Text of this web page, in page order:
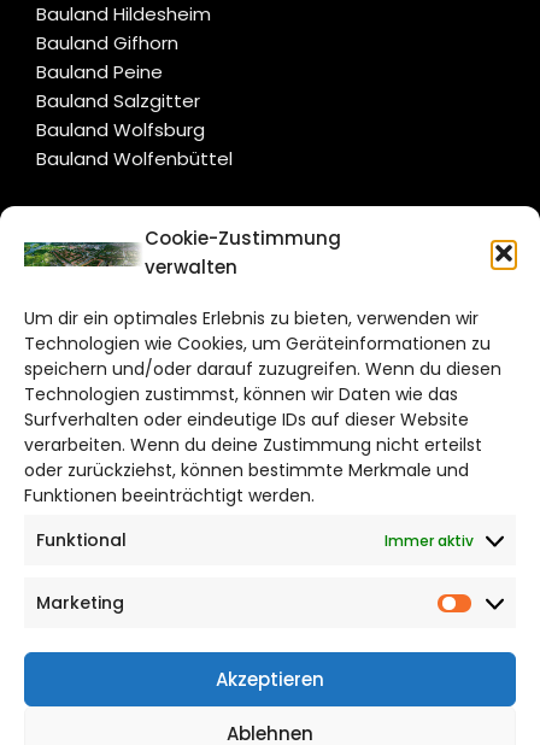
Cookie-Zustimmung
verwalten
Um dir ein optimales Erlebnis zu bieten, verwenden wir
Technologien wie Cookies, um Geräteinformationen zu
speichern und/oder darauf zuzugreifen. Wenn du diesen
Technologien zustimmst, können wir Daten wie das
Surfverhalten oder eindeutige IDs auf dieser Website
verarbeiten. Wenn du deine Zustimmung nicht erteilst
oder zurückziehst, können bestimmte Merkmale und
Funktionen beeinträchtigt werden.
Funktional
Immer aktiv
Marketing
Akzeptieren
Ablehnen
Bauland Hildesheim
Bauland Gifhorn
Bauland Peine
Bauland Salzgitter
Bauland Wolfsburg
Bauland Wolfenbüttel
CITYLIFE!
Bruchtorwall 12
38100 Braunschweig
Telefon: 0531 387220 – 65
DAS STADTMAGAZIN FÜR
SALZGITTER
Impressum
Cookie Richtlinie
CITYLIFE! BEI FACEBOOK